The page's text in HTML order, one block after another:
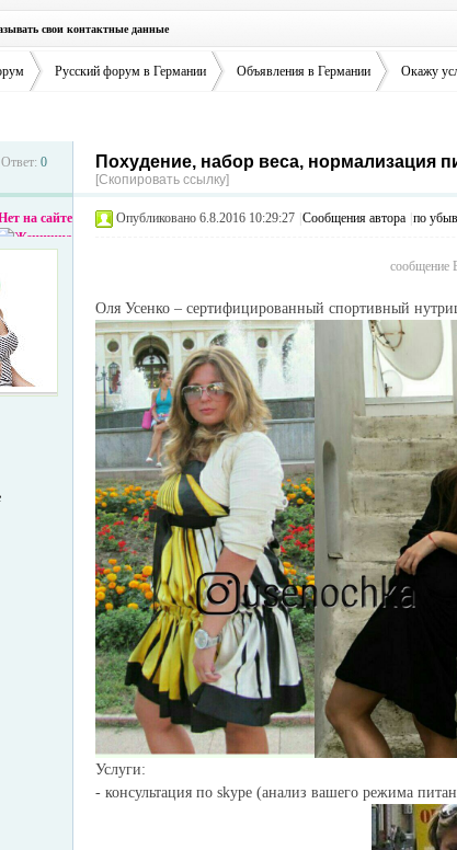
свои контактные данные
›
Русский форум в Германии
›
Объявления в Германии
›
Окажу
Ответ: 0 Похудение, набор веса, нормализация
[Скопировать ссылку]
Опубликовано 6.8.2016 10:29:27 Сообщения автора по
сообщение
Оля Усенко – сертифицированный спортивный
Услуги:
- консультация по skype (анализ вашего режима